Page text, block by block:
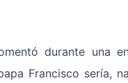
durante una
Francisco sería,